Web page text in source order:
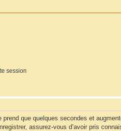
session
que quelques secondes et
assurez-vous d’avoir pris